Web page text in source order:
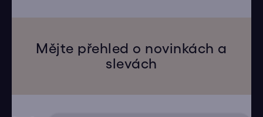
Mějte přehled o novinkách a
slevách